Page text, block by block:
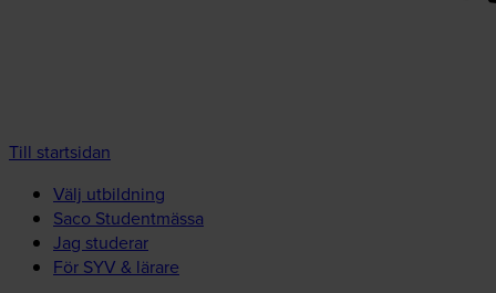
Till startsidan
Välj utbildning
Saco Studentmässa
Jag studerar
För SYV & lärare